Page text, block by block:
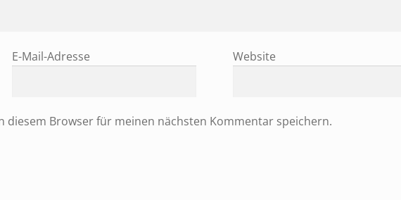
E-Mail-Adresse Website
diesem Browser für meinen nächsten Kommentar speichern.